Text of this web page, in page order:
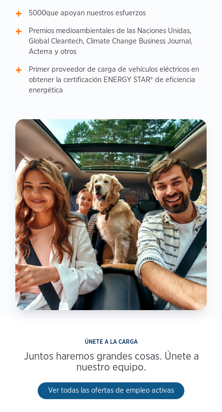
5000que apoyan nuestros esfuerzos
Premios medioambientales de las Naciones Unidas,
Global Cleantech, Climate Change Business Journal,
Acterra y otros
Primer proveedor de carga de vehículos eléctricos en
obtener la certificación ENERGY STAR® de eficiencia
energética
ÚNETE A LA CARGA
Juntos haremos grandes cosas. Únete a
nuestro equipo.
Ver todas las ofertas de empleo activas